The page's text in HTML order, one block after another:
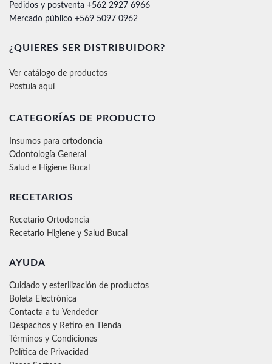
Pedidos y postventa +562 2927 6966
Mercado público +569 5097 0962
¿QUIERES SER DISTRIBUIDOR?
Ver catálogo de productos
Postula aquí
CATEGORÍAS DE PRODUCTO
Insumos para ortodoncia
Odontología General
Salud e Higiene Bucal
RECETARIOS
Recetario Ortodoncia
Recetario Higiene y Salud Bucal
AYUDA
Cuidado y esterilización de productos
Boleta Electrónica
Contacta a tu Vendedor
Despachos y Retiro en Tienda
Términos y Condiciones
Política de Privacidad